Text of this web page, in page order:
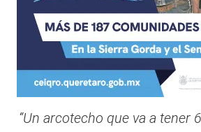
“Un arcotecho que va a tener